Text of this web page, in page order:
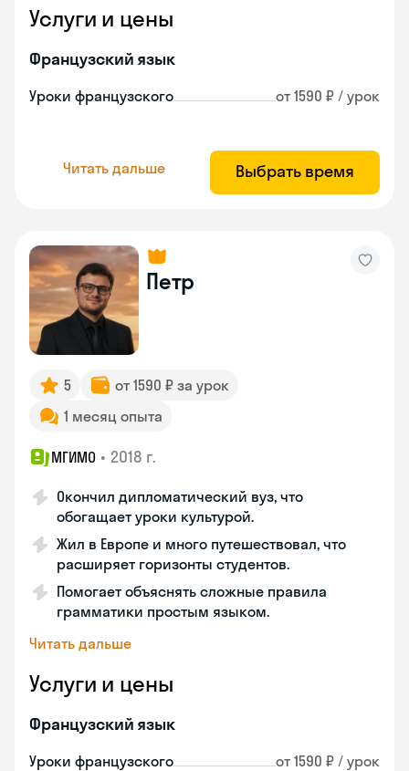
Услуги и цены
Французский язык
Уроки французского от 1590 ₽ / урок
Читать дальше Выбрать время
Петр
5
от 1590 ₽ за урок
1 месяц опыта
МГИМО • 2018 г.
Окончил дипломатический вуз, что
обогащает уроки культурой.
Жил в Европе и много путешествовал, что
расширяет горизонты студентов.
Помогает объяснять сложные правила
грамматики простым языком.
Читать дальше
Услуги и цены
Французский язык
Уроки французского от 1590 ₽ / урок